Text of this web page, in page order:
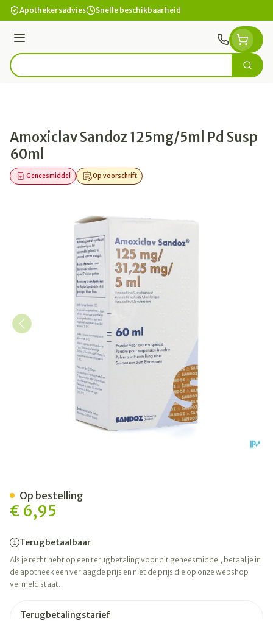
Ga naar de inhoud
Apothekersadvies Snelle beschikbaarheid
Menu
Product, merk, categorie... Zoek
Amoxiclav Sandoz 125mg/5ml Pd Susp
60ml
Op voorschrift
Geneesmiddel
€ 6,95
Terugbetaalbaar
Als je recht hebt op een terugbetaling voor dit geneesmiddel, betaal je in
de apotheek een verlaagde prijs en niet de prijs die op onze webshop
vermeld staat.
Terugbetalingstarief
Op bestelling